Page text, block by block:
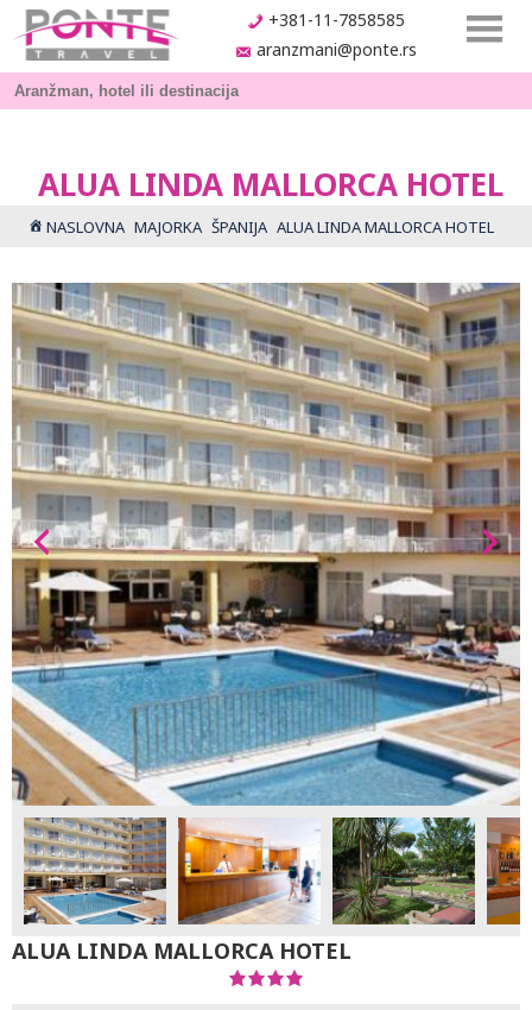
+381-11-7858585
aranzmani@ponte.rs
ALUA LINDA MALLORCA HOTEL
NASLOVNA MAJORKA ŠPANIJA ALUA LINDA MALLORCA HOTEL
ALUA LINDA MALLORCA HOTEL